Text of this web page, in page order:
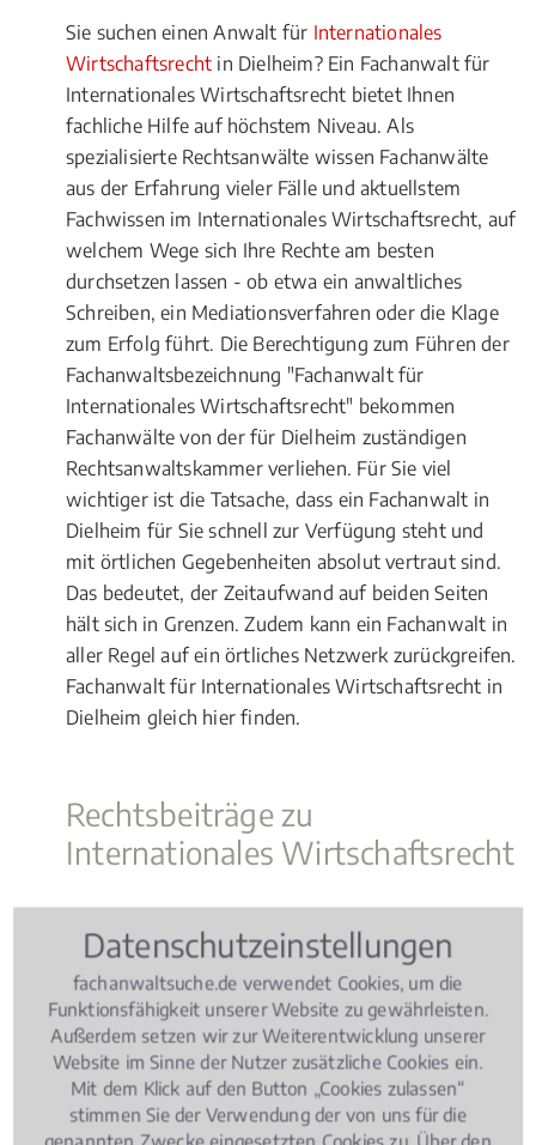
Sie suchen einen Anwalt für Internationales
Wirtschaftsrecht in Dielheim? Ein Fachanwalt für
Internationales Wirtschaftsrecht bietet Ihnen
fachliche Hilfe auf höchstem Niveau. Als
spezialisierte Rechtsanwälte wissen Fachanwälte
aus der Erfahrung vieler Fälle und aktuellstem
Fachwissen im Internationales Wirtschaftsrecht, auf
welchem Wege sich Ihre Rechte am besten
durchsetzen lassen - ob etwa ein anwaltliches
Schreiben, ein Mediationsverfahren oder die Klage
zum Erfolg führt. Die Berechtigung zum Führen der
Fachanwaltsbezeichnung "Fachanwalt für
Internationales Wirtschaftsrecht" bekommen
Fachanwälte von der für Dielheim zuständigen
Rechtsanwaltskammer verliehen. Für Sie viel
wichtiger ist die Tatsache, dass ein Fachanwalt in
Dielheim für Sie schnell zur Verfügung steht und
mit örtlichen Gegebenheiten absolut vertraut sind.
Das bedeutet, der Zeitaufwand auf beiden Seiten
hält sich in Grenzen. Zudem kann ein Fachanwalt in
aller Regel auf ein örtliches Netzwerk zurückgreifen.
Fachanwalt für Internationales Wirtschaftsrecht in
Dielheim gleich hier finden.
Rechtsbeiträge zu
Internationales Wirtschaftsrecht
Jäger und Jagd – Wie ist die Rechtslage?
Datenschutzeinstellungen
fachanwaltsuche.de verwendet Cookies, um die
Funktionsfähigkeit unserer Website zu gewährleisten.
Außerdem setzen wir zur Weiterentwicklung unserer
Website im Sinne der Nutzer zusätzliche Cookies ein.
Mit dem Klick auf den Button „Cookies zulassen“
stimmen Sie der Verwendung der von uns für die